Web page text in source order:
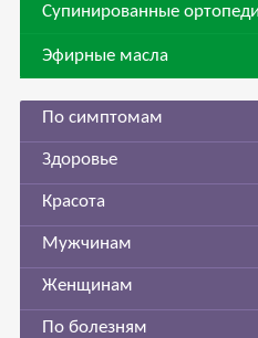
Супинированные
Эфирные масла
По симптомам
Здоровье
Красота
Мужчинам
Женщинам
По болезням